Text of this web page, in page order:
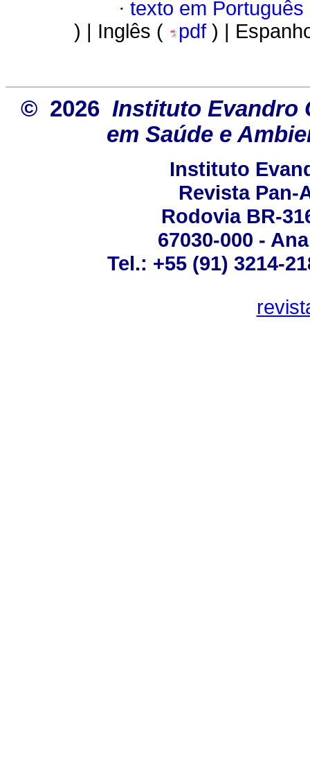
· texto em Português
) | Inglês (
pdf ) |
© 2026 Instituto Evandro
em Saúde e
Instituto
Revista Pan-
Rodovia BR-
67030-000 -
Tel.: +55 (91) 3214-